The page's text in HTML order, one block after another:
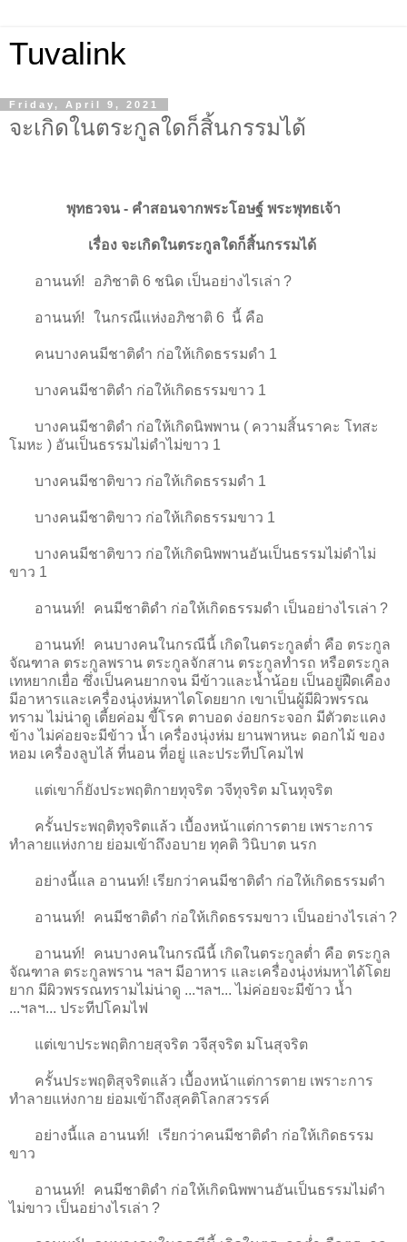
Tuvalink
Friday, April 9, 2021
จะเกิดในตระกูลใดก็สิ้นกรรมได้
พุทธวจน - คําสอนจากพระโอษฐ์ พระพุทธเจ้า
เรื่อง จะเกิดในตระกูลใดก็สิ้นกรรมได้
อานนท์! อภิชาติ 6 ชนิด เป็นอย่างไรเล่า ?
อานนท์! ในกรณีแห่งอภิชาติ 6 นี้ คือ
คนบางคนมีชาติดำ ก่อให้เกิดธรรมดำ 1
บางคนมีชาติดำ ก่อให้เกิดธรรมขาว 1
บางคนมีชาติดำ ก่อให้เกิดนิพพาน ( ความสิ้นราคะ โทสะ
โมหะ ) อันเป็นธรรมไม่ดำไม่ขาว 1
บางคนมีชาติขาว ก่อให้เกิดธรรมดำ 1
บางคนมีชาติขาว ก่อให้เกิดธรรมขาว 1
บางคนมีชาติขาว ก่อให้เกิดนิพพานอันเป็นธรรมไม่ดำไม่
ขาว 1
อานนท์! คนมีชาติดำ ก่อให้เกิดธรรมดำ เป็นอย่างไรเล่า ?
อานนท์! คนบางคนในกรณีนี้ เกิดในตระกูลต่ำ คือ ตระกูล
จัณฑาล ตระกูลพราน ตระกูลจักสาน ตระกูลทำรถ หรือตระกูล
เทหยากเยื่อ ซึ่งเป็นคนยากจน มีข้าวและน้ำน้อย เป็นอยู่ฝืดเคือง
มีอาหารและเครื่องนุ่งห่มหาไดโดยยาก เขาเป็นผู้มีผิวพรรณ
ทราม ไม่น่าดู เตี้ยค่อม ขี้โรค ตาบอด ง่อยกระจอก มีตัวตะแคง
ข้าง ไม่ค่อยจะมีข้าว น้ำ เครื่องนุ่งห่ม ยานพาหนะ ดอกไม้ ของ
หอม เครื่องลูบไล้ ที่นอน ที่อยู่ และประทีปโคมไฟ
แต่เขาก็ยังประพฤติกายทุจริต วจีทุจริต มโนทุจริต
ครั้นประพฤติทุจริตแล้ว เบื้องหน้าแต่การตาย เพราะการ
ทำลายแห่งกาย ย่อมเข้าถึงอบาย ทุคติ วินิบาต นรก
อย่างนี้แล อานนท์! เรียกว่าคนมีชาติดำ ก่อให้เกิดธรรมดำ
อานนท์! คนมีชาติดำ ก่อให้เกิดธรรมขาว เป็นอย่างไรเล่า ?
อานนท์! คนบางคนในกรณีนี้ เกิดในตระกูลต่ำ คือ ตระกูล
จัณฑาล ตระกูลพราน ฯลฯ มีอาหาร และเครื่องนุ่งห่มหาได้โดย
ยาก มีผิวพรรณทรามไม่น่าดู ...ฯลฯ... ไม่ค่อยจะมีข้าว น้ำ
...ฯลฯ... ประทีปโคมไฟ
แต่เขาประพฤติกายสุจริต วจีสุจริต มโนสุจริต
ครั้นประพฤติสุจริตแล้ว เบื้องหน้าแต่การตาย เพราะการ
ทำลายแห่งกาย ย่อมเข้าถึงสุคติโลกสวรรค์
อย่างนี้แล อานนท์! เรียกว่าคนมีชาติดำ ก่อให้เกิดธรรม
ขาว
อานนท์! คนมีชาติดำ ก่อให้เกิดนิพพานอันเป็นธรรมไม่ดำ
ไม่ขาว เป็นอย่างไรเล่า ?